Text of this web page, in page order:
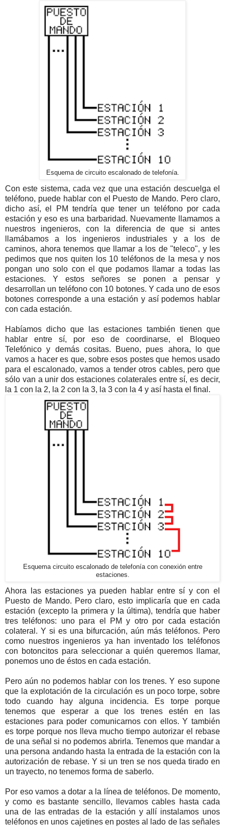
Esquema de circuito escalonado de telefonía.
Con este sistema, cada vez que una estación descuelga el
teléfono, puede hablar con el Puesto de Mando. Pero claro,
dicho así, el PM tendría que tener un teléfono por cada
estación y eso es una barbaridad. Nuevamente llamamos a
nuestros ingenieros, con la diferencia de que si antes
llamábamos a los ingenieros industriales y a los de
caminos, ahora tenemos que llamar a los de "teleco", y les
pedimos que nos quiten los 10 teléfonos de la mesa y nos
pongan uno solo con el que podamos llamar a todas las
estaciones. Y estos señores se ponen a pensar y
desarrollan un teléfono con 10 botones. Y cada uno de esos
botones corresponde a una estación y así podemos hablar
con cada estación.
Habíamos dicho que las estaciones también tienen que
hablar entre sí, por eso de coordinarse, el Bloqueo
Telefónico y demás cositas. Bueno, pues ahora, lo que
vamos a hacer es que, sobre esos postes que hemos usado
para el escalonado, vamos a tender otros cables, pero que
sólo van a unir dos estaciones colaterales entre sí, es decir,
la 1 con la 2, la 2 con la 3, la 3 con la 4 y así hasta el final.
Esquema circuito escalonado de telefonía con conexión entre
estaciones.
Ahora las estaciones ya pueden hablar entre sí y con el
Puesto de Mando. Pero claro, esto implicaría que en cada
estación (excepto la primera y la última), tendría que haber
tres teléfonos: uno para el PM y otro por cada estación
colateral. Y si es una bifurcación, aún más teléfonos. Pero
como nuestros ingenieros ya han inventado los teléfonos
con botoncitos para seleccionar a quién queremos llamar,
ponemos uno de éstos en cada estación.
Pero aún no podemos hablar con los trenes. Y eso supone
que la explotación de la circulación es un poco torpe, sobre
todo cuando hay alguna incidencia. Es torpe porque
tenemos que esperar a que los trenes estén en las
estaciones para poder comunicarnos con ellos. Y también
es torpe porque nos lleva mucho tiempo autorizar el rebase
de una señal si no podemos abrirla. Tenemos que mandar a
una persona andando hasta la entrada de la estación con la
autorización de rebase. Y si un tren se nos queda tirado en
un trayecto, no tenemos forma de saberlo.
Por eso vamos a dotar a la línea de teléfonos. De momento,
y como es bastante sencillo, llevamos cables hasta cada
una de las entradas de la estación y allí instalamos unos
teléfonos en unos cajetines en postes al lado de las señales